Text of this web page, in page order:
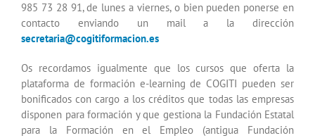
985 73 28 91, de lunes a viernes, o bien pueden ponerse en
contacto enviando un mail a la dirección
secretaria@cogitiformacion.es
Os recordamos igualmente que los cursos que oferta la
plataforma de formación e-learning de COGITI pueden ser
bonificados con cargo a los créditos que todas las empresas
disponen para formación y que gestiona la Fundación Estatal
para la Formación en el Empleo (antigua Fundación